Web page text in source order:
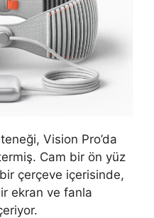
Vision Pro’da
Cam bir ön yüz
çerçeve içerisinde,
ekran ve fanla